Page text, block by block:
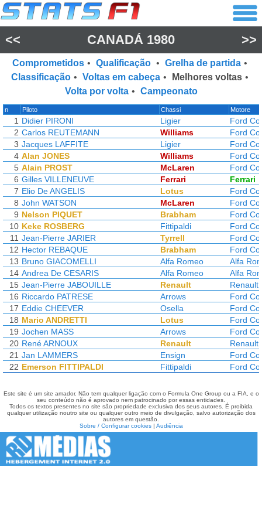
<< CANADÁ 1980 >>
Comprometidos • Qualificação • Grelha de partida •
Classificação • Voltas em cabeça • Melhores voltas •
Volta por volta • Campeonato
n Piloto Chassi Motore
1 Didier PIRONI Ligier
Ford
2 Carlos REUTEMANN Williams
Ford
3 Jacques LAFFITE Ligier
Ford
4 Alan JONES Williams
Ford
5 Alain PROST McLaren
Ford
6 Gilles VILLENEUVE Ferrari
Ferrari
7 Elio De ANGELIS Lotus
Ford
8 John WATSON McLaren
Ford
9 Nelson PIQUET Brabham
Ford
10 Keke ROSBERG Fittipaldi
Ford
11 Jean-Pierre JARIER Tyrrell
Ford
12 Hector REBAQUE Brabham
Ford
13 Bruno GIACOMELLI Alfa Romeo
Alfa
14 Andrea De CESARIS Alfa Romeo
Alfa
15 Jean-Pierre JABOUILLE Renault
Renault
16 Riccardo PATRESE Arrows
Ford
17 Eddie CHEEVER Osella
Ford
18 Mario ANDRETTI Lotus
Ford
19 Jochen MASS Arrows
Ford
20 René ARNOUX Renault
Renault
21 Jan LAMMERS Ensign
Ford
22 Emerson FITTIPALDI Fittipaldi Ford
Este site é um site amador. Não tem qualquer ligação com o Formula One Group ou a FIA, e o
seu conteúdo não é aprovado nem patrocinado por essas entidades.
Todos os textos presentes no site são propriedade exclusiva dos seus autores. É proibida
qualquer utilização noutro site ou qualquer outro meio de divulgação, salvo autorização dos
autores em questão.
Sobre / Configurar cookies| Audiência